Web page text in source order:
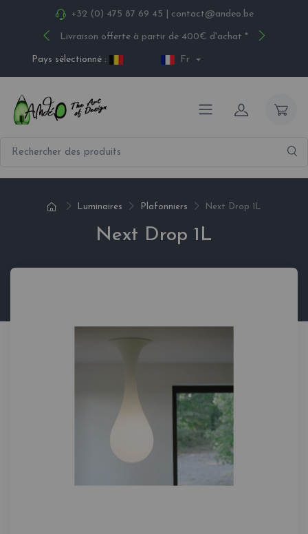
+32 (0) 475 87 69 45 contact@andeo.be
Livraison offerte à partir de 400€ d'achat *
Pays sélectionné : Fr
Luminaires Plafonniers Next Drop 1L
Next Drop 1L